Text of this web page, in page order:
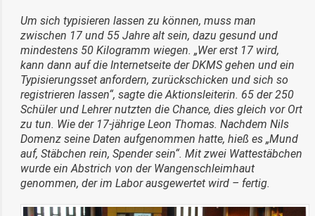
Um sich typisieren lassen zu können, muss man
zwischen 17 und 55 Jahre alt sein, dazu gesund und
mindestens 50 Kilogramm wiegen. „Wer erst 17 wird,
kann dann auf die Internetseite der DKMS gehen und ein
Typisierungsset anfordern, zurückschicken und sich so
registrieren lassen“, sagte die Aktionsleiterin. 65 der 250
Schüler und Lehrer nutzten die Chance, dies gleich vor Ort
zu tun. Wie der 17-jährige Leon Thomas. Nachdem Nils
Domenz seine Daten aufgenommen hatte, hieß es „Mund
auf, Stäbchen rein, Spender sein“. Mit zwei Wattestäbchen
wurde ein Abstrich von der Wangenschleimhaut
genommen, der im Labor ausgewertet wird – fertig.